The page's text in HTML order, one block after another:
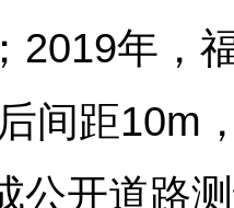
2019年，
间距10m
公开道路